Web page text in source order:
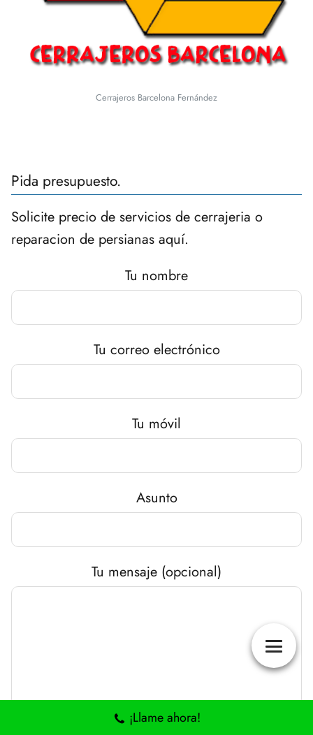
Cerrajeros Barcelona Fernández
Pida presupuesto.
Solicite precio de servicios de cerrajeria o
reparacion de persianas aquí.
Tu nombre
Tu correo electrónico
Tu móvil
Asunto
Tu mensaje (opcional)
¡Llame ahora!